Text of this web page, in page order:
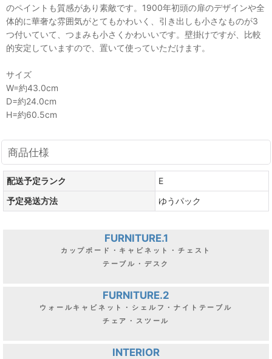
のペイントも質感があり素敵です。1900年初頭の扉のデザインや全
体的に華奢な雰囲気がとてもかわいく、引き出しも小さなものが3
つ付いていて、つまみも小さくかわいいです。壁掛けですが、比較
的安定していますので、置いて使っていただけます。
サイズ
W=約43.0cm
D=約24.0cm
H=約60.5cm
商品仕様
配送予定ランク
E
予定発送方法
ゆうパック
FURNITURE.1
カップボード・キャビネット・チェスト
テーブル・デスク
FURNITURE.2
ウォールキャビネット・シェルフ・ナイトテーブル
チェア・スツール
INTERIOR